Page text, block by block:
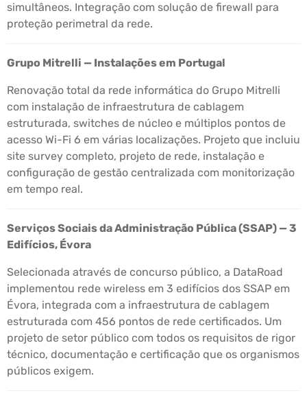
simultâneos. Integração com solução de firewall para
proteção perimetral da rede.
Grupo Mitrelli — Instalações em Portugal
Renovação total da rede informática do Grupo Mitrelli
com instalação de infraestrutura de cablagem
estruturada, switches de núcleo e múltiplos pontos de
acesso Wi-Fi 6 em várias localizações. Projeto que incluiu
site survey completo, projeto de rede, instalação e
configuração de gestão centralizada com monitorização
em tempo real.
Serviços Sociais da Administração Pública (SSAP) — 3
Edifícios, Évora
Selecionada através de concurso público, a DataRoad
implementou rede wireless em 3 edifícios dos SSAP em
Évora, integrada com a infraestrutura de cablagem
estruturada com 456 pontos de rede certificados. Um
projeto de setor público com todos os requisitos de rigor
técnico, documentação e certificação que os organismos
públicos exigem.